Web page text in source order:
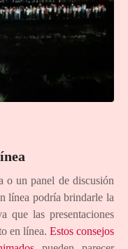
o un panel de discusión
línea podría brindarle la
que las presentaciones
en línea. Estos consejos